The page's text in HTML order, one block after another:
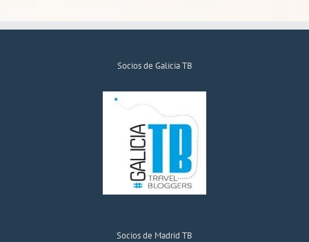
Socios de Galicia TB
Socios de Madrid TB